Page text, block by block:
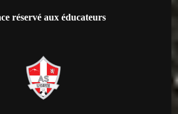
réservé aux éducateurs